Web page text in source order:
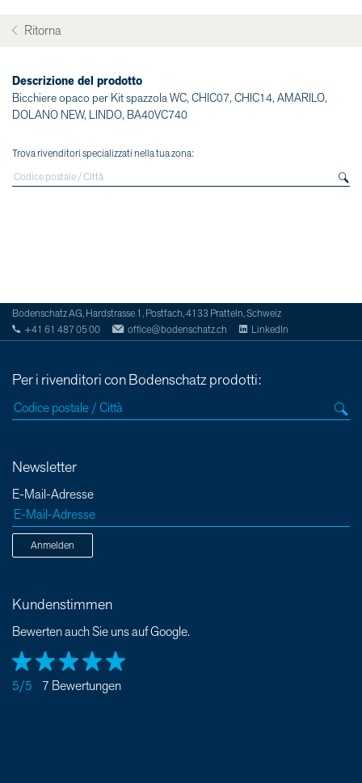
Ritorna
Descrizione del prodotto
Bicchiere opaco per Kit spazzola WC, CHIC07, CHIC14, AMARILO,
DOLANO NEW, LINDO, BA40VC740
Trova rivenditori specializzati nella tua zona:
Bodenschatz AG, Hardstrasse 1, Postfach, 4133 Pratteln, Schweiz
+41 61 487 05 00
office@bodenschatz.ch LinkedIn
Per i rivenditori con Bodenschatz prodotti:
Newsletter
E-Mail-Adresse
Anmelden
Kundenstimmen
Bewerten auch Sie uns auf Google.
5/5 7 Bewertungen